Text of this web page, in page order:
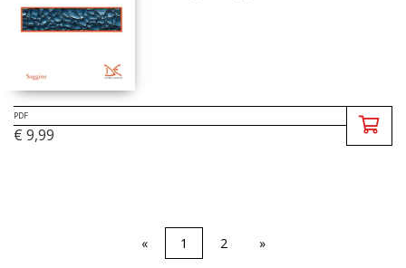
PDF
€ 9,99
« 1 2 »